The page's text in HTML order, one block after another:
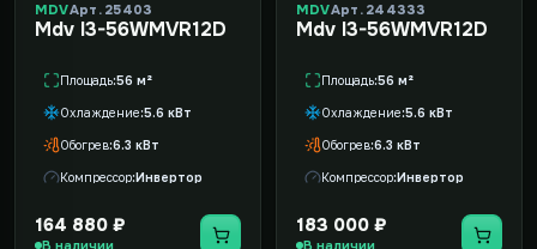
MDVАрт. 25403
Mdv I3-56WMVR12D
Площадь 56 м²
Охлаждение 5.6 кВт
Обогрев 6.3 кВт
Компрессор Инвертор
164 880 ₽
В наличии
MDVАрт. 244333
Mdv I3-56WMVR12D
Площадь 56 м²
Охлаждение 5.6 кВт
Обогрев 6.3 кВт
Компрессор Инвертор
183 000 ₽
В наличии